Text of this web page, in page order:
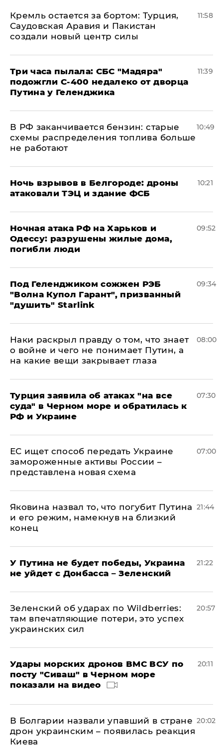
​Кремль остается за бортом: Турция,
Саудовская Аравия и Пакистан
создали новый центр силы
11:58
Три часа пылала: СБС "Мадяра"
подожгли С-400 недалеко от дворца
Путина у Геленджика
11:39
​В РФ заканчивается бензин: старые
схемы распределения топлива больше
не работают
10:49
​Ночь взрывов в Белгороде: дроны
атаковали ТЭЦ и здание ФСБ
10:21
​Ночная атака РФ на Харьков и
Одессу: разрушены жилые дома,
погибли люди
09:52
Под Геленджиком сожжен РЭБ
"Волна Купол Гарант", призванный
"душить" Starlink
09:34
Наки раскрыл правду о том, что знает
о войне и чего не понимает Путин, а
на какие вещи закрывает глаза
08:00
Турция заявила об атаках "на все
суда" в Черном море и обратилась к
РФ и Украине
07:30
ЕС ищет способ передать Украине
замороженные активы России –
представлена новая схема
07:00
Яковина назвал то, что погубит Путина
и его режим, намекнув на близкий
конец
21:44
У Путина не будет победы, Украина
не уйдет с Донбасса – Зеленский
21:22
Зеленский об ударах по Wildberries:
там впечатляющие потери, это успех
украинских сил
20:57
Удары морских дронов ВМС ВСУ по
посту "Сиваш" в Черном море
показали на видео
20:11
В Болгарии назвали упавший в стране
дрон украинским – появилась реакция
Киева
20:02